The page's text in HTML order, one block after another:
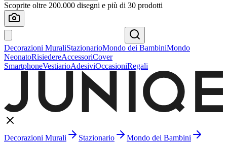
Scoprite oltre 200.000 disegni e più di 30 prodotti
Decorazioni MuraliStazionarioMondo dei BambiniMondo
NeonatoRisiedereAccessoriCover
SmartphoneVestiarioAdesiviOccasioniRegali
Decorazioni Murali Stazionario
Mondo dei Bambini